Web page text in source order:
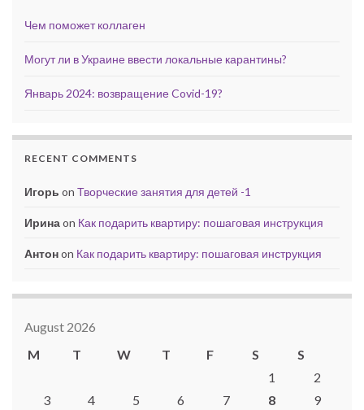
Чем поможет коллаген
Могут ли в Украине ввести локальные карантины?
Январь 2024: возвращение Covid-19?
RECENT COMMENTS
Игорь on Творческие занятия для детей -1
Иринаon Как подарить квартиру: пошаговая инструкция
Антонon Как подарить квартиру: пошаговая инструкция
August 2026
M
T W T F S
S
1
2
3
4 5 6 7 8 9